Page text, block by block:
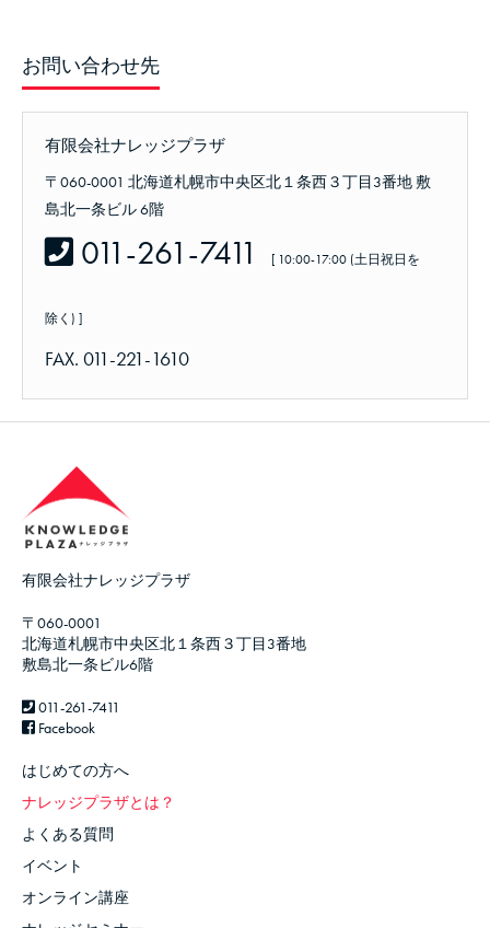
お問い合わせ先
有限会社ナレッジプラザ
〒060-0001 北海道札幌市中央区北１条西３丁目3番地 敷
島北一条ビル 6階
011-261-7411 [ 10:00-17:00 (土日祝日を
除く) ]
FAX. 011-221-1610
有限会社ナレッジプラザ
〒060-0001
北海道札幌市中央区北１条西３丁目3番地
敷島北一条ビル6階
011-261-7411
Facebook
はじめての方へ
ナレッジプラザとは？
よくある質問
イベント
オンライン講座